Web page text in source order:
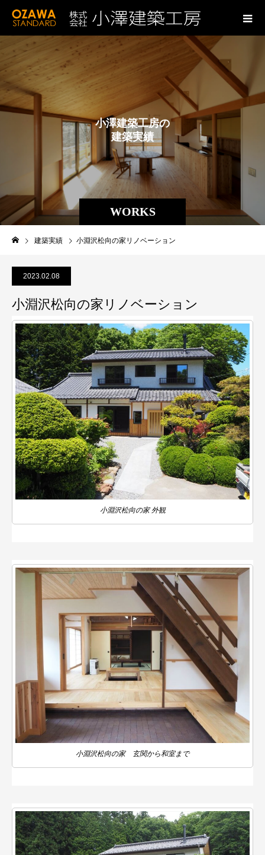
WORKS
小澤建築工房の
建築実績
建築実績 小淵沢松向の家リノベーション
2023.02.08
小淵沢松向の家リノベーション
小淵沢松向の家 外観
小淵沢松向の家 玄関から和室まで